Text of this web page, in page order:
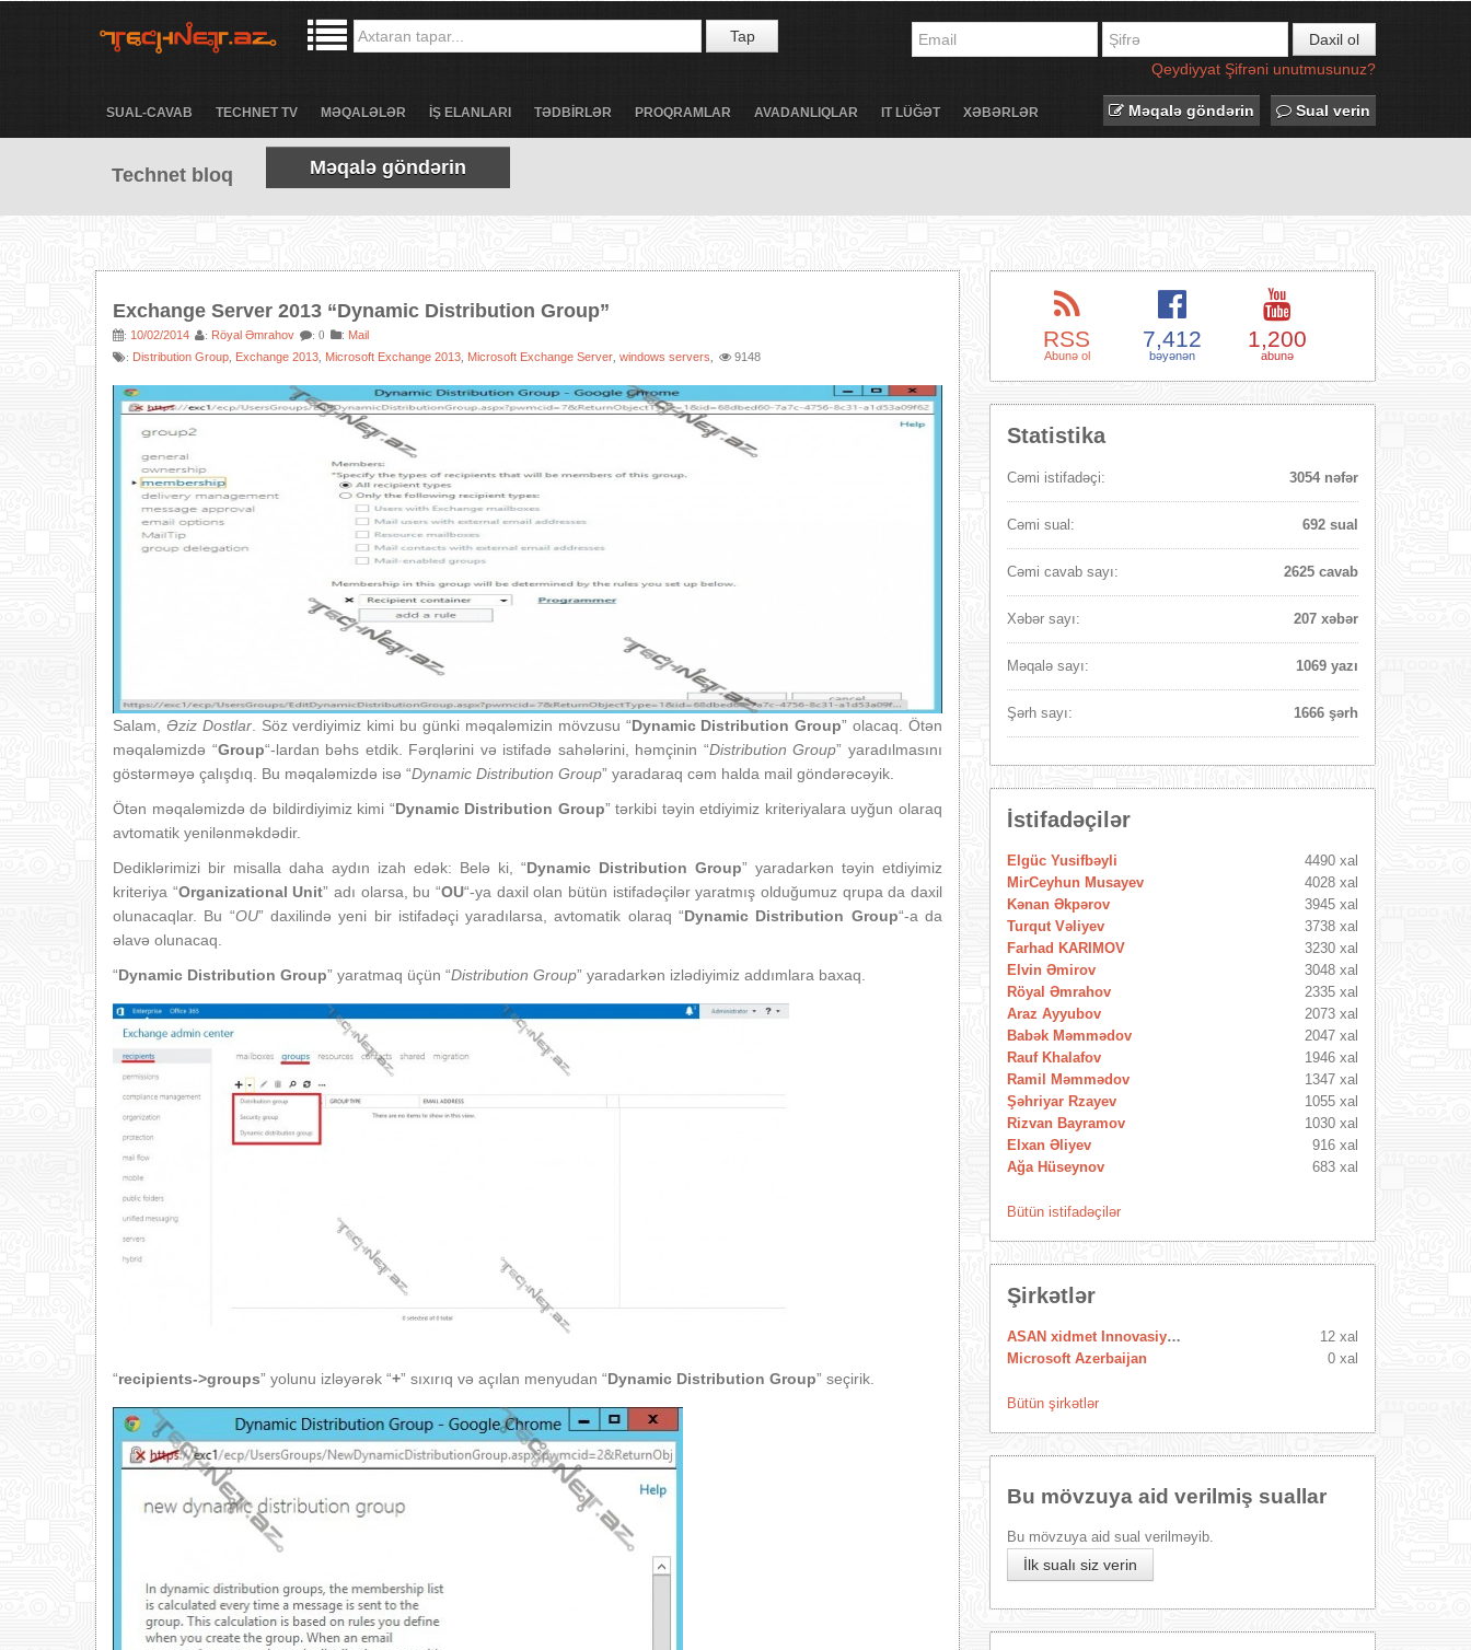
Tap
Daxil ol
Qeydiyyat Şifrəni unutmusunuz?
SUAL-CAVAB TECHNET TV MƏQALƏLƏR İŞ ELANLARI TƏDBİRLƏR PROQRAMLAR AVADANLIQLAR IT LÜĞƏT XƏBƏRLƏR Məqalə göndərin Sual verin
Technet bloq Məqalə göndərin
Exchange Server 2013 “Dynamic Distribution Group”
: 10/02/2014 : Röyal Əmrahov : 0 : Mail
: Distribution Group Exchange 2013 Microsoft Exchange 2013 Microsoft Exchange Server windows servers 9148
Salam, Əziz Dostlar. Söz verdiyimiz kimi bu günki məqaləmizin mövzusu “Dynamic Distribution Group” olacaq. Ötən
məqaləmizdə “Group“-lardan bəhs etdik. Fərqlərini və istifadə sahələrini, həmçinin “Distribution Group” yaradılmasını
göstərməyə çalışdıq. Bu məqaləmizdə isə “Dynamic Distribution Group” yaradaraq cəm halda mail göndərəcəyik.
Ötən məqaləmizdə də bildirdiyimiz kimi “Dynamic Distribution Group” tərkibi təyin etdiyimiz kriteriyalara uyğun olaraq
avtomatik yenilənməkdədir.
Dediklərimizi bir misalla daha aydın izah edək: Belə ki, “Dynamic Distribution Group” yaradarkən təyin etdiyimiz
kriteriya “Organizational Unit” adı olarsa, bu “OU“-ya daxil olan bütün istifadəçilər yaratmış olduğumuz qrupa da daxil
olunacaqlar. Bu “OU” daxilində yeni bir istifadəçi yaradılarsa, avtomatik olaraq “Dynamic Distribution Group“-a da
əlavə olunacaq.
“Dynamic Distribution Group” yaratmaq üçün “Distribution Group” yaradarkən izlədiyimiz addımlara baxaq.
“recipients->groups” yolunu izləyərək “+” sıxırıq və açılan menyudan “Dynamic Distribution Group” seçirik.
RSS
Abunə ol
7,412
bəyənən
1,200
abunə
Statistika
Cəmi istifadəçi: 3054 nəfər
Cəmi sual: 692 sual
Cəmi cavab sayı: 2625 cavab
Xəbər sayı: 207 xəbər
Məqalə sayı: 1069 yazı
Şərh sayı: 1666 şərh
İstifadəçilər
Elgüc Yusifbəyli
4490 xal
MirCeyhun Musayev
4028 xal
Kənan Əkpərov
3945 xal
Turqut Vəliyev
3738 xal
Farhad KARIMOV
3230 xal
Elvin Əmirov
3048 xal
Röyal Əmrahov
2335 xal
Araz Ayyubov
2073 xal
Babək Məmmədov
2047 xal
Rauf Khalafov
1946 xal
Ramil Məmmədov
1347 xal
Şəhriyar Rzayev
1055 xal
Rizvan Bayramov
1030 xal
Elxan Əliyev
916 xal
Ağa Hüseynov
683 xal
Bütün istifadəçilər
Şirkətlər
ASAN xidmet Innovasiya Mərkəzi
12 xal
Microsoft Azerbaijan
0 xal
Bütün şirkətlər
Bu mövzuya aid verilmiş suallar
Bu mövzuya aid sual verilməyib.
İlk sualı siz verin